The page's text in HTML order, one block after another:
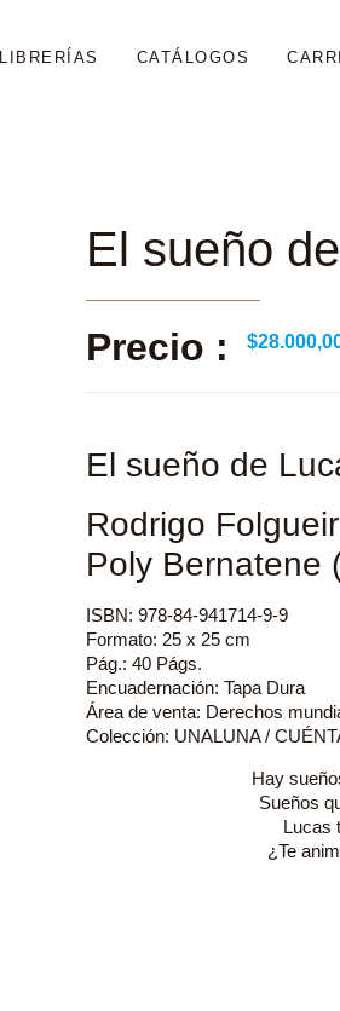
LIBRERÍAS CATÁLOGOS
El sueño
Precio : $
El sueño de
Rodrigo
Poly Bernatene
ISBN: 978-84-941714-9-9
Formato: 25 x 25 cm
Pág.: 40 Págs.
Encuadernación: Tapa Dura
Área de venta: Derechos
Colección: UNALUNA /
Hay
Sueños
Lucas
¿Te